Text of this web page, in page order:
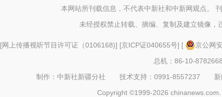
本网站所刊载信息，不代表中新社和中新网观点。
未经授权禁止转载、摘编、复制及建立镜像，
[网上传播视听节目许可证（0106168)] [京ICP证040655号] [
京公网
总机：86-10-
制作：中新社新疆分社 技术支持：0991-8557237
Copyright ©1999-2026